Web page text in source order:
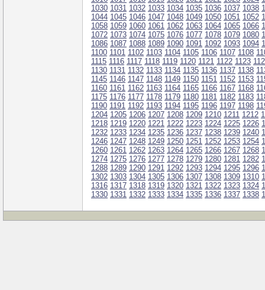
1030 1031 1032 1033 1034 1035 1036 1037 1038
1044 1045 1046 1047 1048 1049 1050 1051 1052
1058 1059 1060 1061 1062 1063 1064 1065 1066
1072 1073 1074 1075 1076 1077 1078 1079 1080
1086 1087 1088 1089 1090 1091 1092 1093 1094
1100 1101 1102 1103 1104 1105 1106 1107 1108
1115 1116 1117 1118 1119 1120 1121 1122 1123
1130 1131 1132 1133 1134 1135 1136 1137 1138
1145 1146 1147 1148 1149 1150 1151 1152 1153
1160 1161 1162 1163 1164 1165 1166 1167 1168
1175 1176 1177 1178 1179 1180 1181 1182 1183
1190 1191 1192 1193 1194 1195 1196 1197 1198
1204 1205 1206 1207 1208 1209 1210 1211 1212
1218 1219 1220 1221 1222 1223 1224 1225 1226
1232 1233 1234 1235 1236 1237 1238 1239 1240
1246 1247 1248 1249 1250 1251 1252 1253 1254
1260 1261 1262 1263 1264 1265 1266 1267 1268
1274 1275 1276 1277 1278 1279 1280 1281 1282
1288 1289 1290 1291 1292 1293 1294 1295 1296
1302 1303 1304 1305 1306 1307 1308 1309 1310
1316 1317 1318 1319 1320 1321 1322 1323 1324
1330 1331 1332 1333 1334 1335 1336 1337 1338